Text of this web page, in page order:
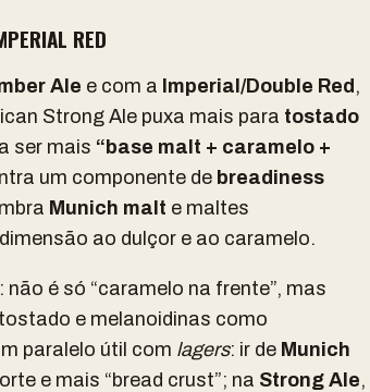
RED
Ale e com a Imperial/Double Red ,
Strong Ale puxa mais para tostado
ser mais “base malt + caramelo +
um componente de breadiness
Munich malt e maltes
ao dulçor e ao caramelo.
é só “caramelo na frente”, mas
e melanoidinas como
paralelo útil com lagers: ir de Munich
e mais “bread crust”; na Strong Ale,